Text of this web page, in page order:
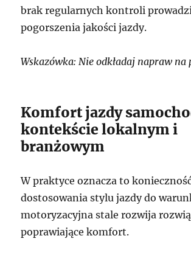
brak regularnych kontroli
pogorszenia jakości jazdy.
Wskazówka: Nie odkładaj napraw na
Komfort jazdy
kontekście lokalnym i
branżowym
W praktyce oznacza to
dostosowania stylu jazdy do
motoryzacyjna stale rozwija
poprawiające komfort.